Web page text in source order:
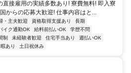
直接雇用の実績多数あり! 寮費無料! 即入寮
からの応募大歓迎! 仕事内容はと...
・主夫歓迎 資格取得支援あり
長期
イク通勤OK 給料前払いOK
学歴不問
制 未経験者歓迎 住宅手当あり
週払いOK
あり 土日祝休み